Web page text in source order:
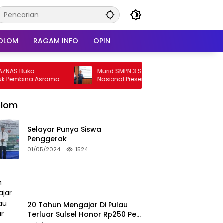
RAGAM INFO OPINI
Asrama
Murid SMPN 3 Sinjai Tampil Di Forum
Nasional Presentasikan Inovasi AI Di
Kantor Google Indonesia
Selayar Punya Siswa
Penggerak
01/05/2024 1524
20 Tahun Mengajar Di Pulau
Terluar Sulsel Honor Rp250 Per